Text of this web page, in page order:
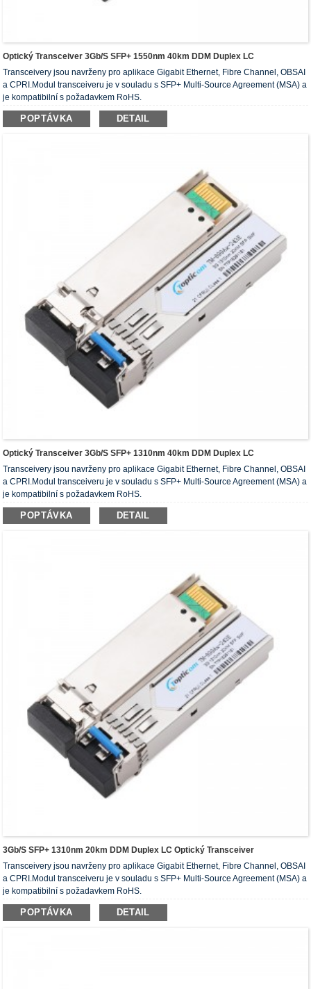
Optický Transceiver 3Gb/s SFP+ 1550nm 40km DDM Duplex LC
Transceivery jsou navrženy pro aplikace Gigabit Ethernet, Fibre Channel, OBSAI
a CPRI.Modul transceiveru je v souladu s SFP+ Multi-Source Agreement (MSA) a
je kompatibilní s požadavkem RoHS.
POPTÁVKA DETAIL
Optický Transceiver 3Gb/s SFP+ 1310nm 40km DDM Duplex LC
Transceivery jsou navrženy pro aplikace Gigabit Ethernet, Fibre Channel, OBSAI
a CPRI.Modul transceiveru je v souladu s SFP+ Multi-Source Agreement (MSA) a
je kompatibilní s požadavkem RoHS.
POPTÁVKA DETAIL
3Gb/s SFP+ 1310nm 20km DDM Duplex LC Optický Transceiver
Transceivery jsou navrženy pro aplikace Gigabit Ethernet, Fibre Channel, OBSAI
a CPRI.Modul transceiveru je v souladu s SFP+ Multi-Source Agreement (MSA) a
je kompatibilní s požadavkem RoHS.
POPTÁVKA DETAIL